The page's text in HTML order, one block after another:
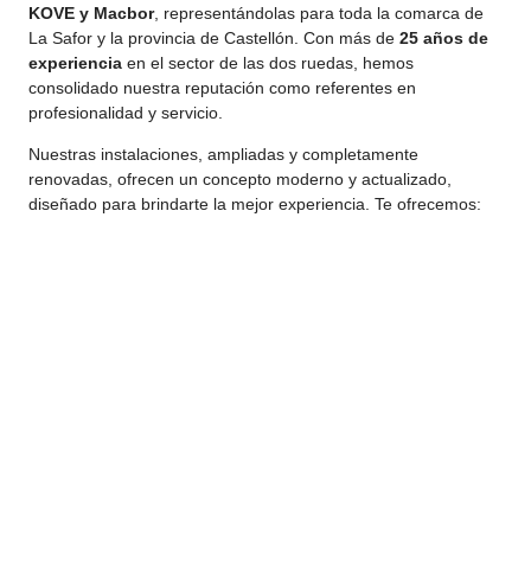
KOVE y Macbor, representándolas para toda la comarca de
La Safor y la provincia de Castellón. Con más de 25 años de
experiencia en el sector de las dos ruedas, hemos
consolidado nuestra reputación como referentes en
profesionalidad y servicio.
Nuestras instalaciones, ampliadas y completamente
renovadas, ofrecen un concepto moderno y actualizado,
diseñado para brindarte la mejor experiencia. Te ofrecemos: